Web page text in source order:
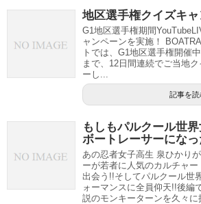
地区選手権クイズキ
G1地区選手権期間
ャンペーンを実施！
トでは、G1地区選手権開催
まで、12日間連続でご当地
ーし...
記事を読
もしもパルクール世
ボートレーサーになっ
あの忍者女子高生 泉ひかり
ーが若者に人気のカルチャ
出会う!!そしてパルクール世
ォーマンスに全員仰天!!後編
説のモンキーターンを久々に